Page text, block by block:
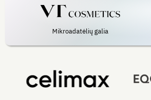
Mikroadatėlių galia